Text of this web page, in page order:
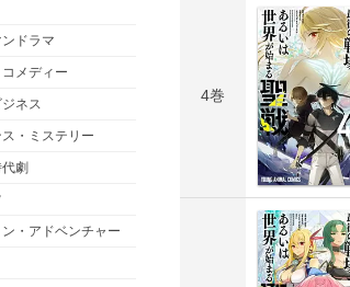
ドラマ
メディー
ネス
・ミステリー
劇
・アドベンチャー
4巻